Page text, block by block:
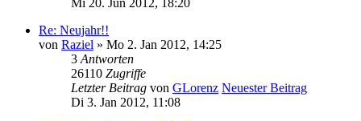
Re: Neujahr!!
von Raziel » Mo 2. Jan 2012, 14:25
3 Antworten
26110 Zugriffe
Letzter Beitrag von GLorenz Neuester Beitrag
Di 3. Jan 2012, 11:08